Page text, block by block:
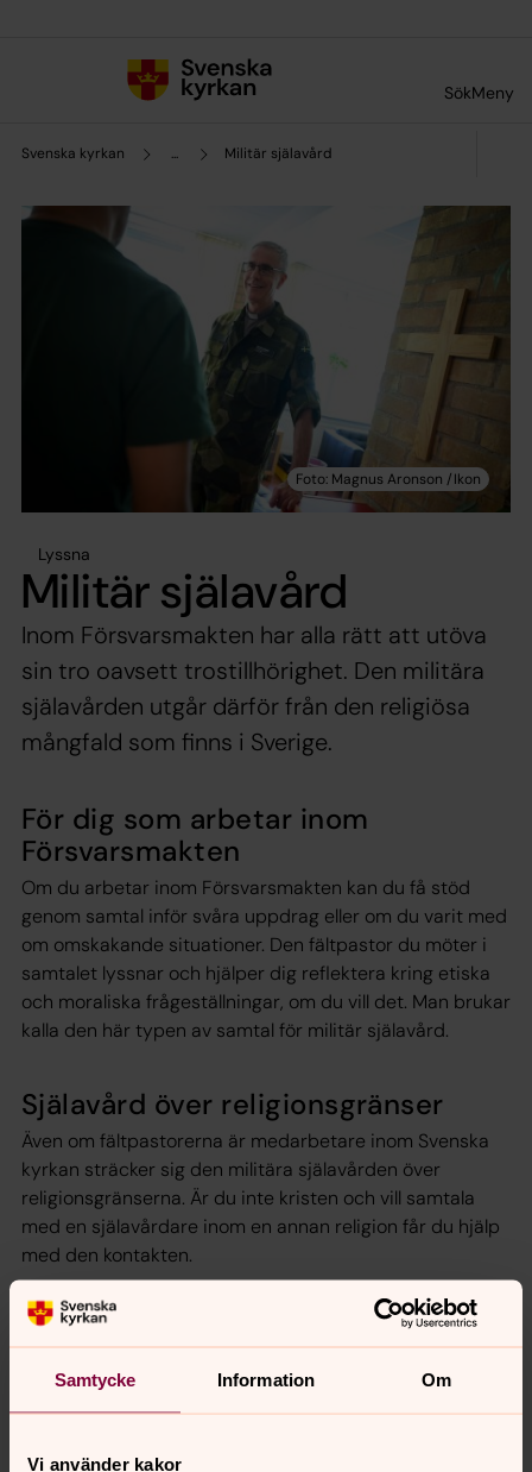
Samtycke Information Om
Vi använder kakor
SökMeny
Svenska kyrkan ... Militär själavård
Lyssna
Militär själavård
Inom Försvarsmakten har alla rätt att utöva
sin tro oavsett trostillhörighet. Den militära
själavården utgår därför från den religiösa
mångfald som finns i Sverige.
För dig som arbetar inom
Försvarsmakten
Om du arbetar inom Försvarsmakten kan du få stöd
genom samtal inför svåra uppdrag eller om du varit med
om omskakande situationer. Den fältpastor du möter i
samtalet lyssnar och hjälper dig reflektera kring etiska
och moraliska frågeställningar, om du vill det. Man brukar
kalla den här typen av samtal för militär själavård.
Själavård över religionsgränser
Även om fältpastorerna är medarbetare inom Svenska
kyrkan sträcker sig den militära själavården över
religionsgränserna. Är du inte kristen och vill samtala
med en själavårdare inom en annan religion får du hjälp
med den kontakten.
PåFörsvarsmaktens webbplats
kontaktuppgifter och kan läsa mer om militär själavård.